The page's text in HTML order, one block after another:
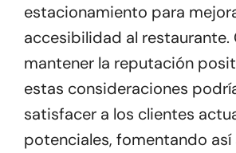
estacionamiento para
accesibilidad al restaurante.
mantener la reputación
estas consideraciones
satisfacer a los clientes
potenciales, fomentando así